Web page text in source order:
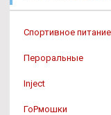
Спортивное питание
Пероральные
Inject
ГоРмошки